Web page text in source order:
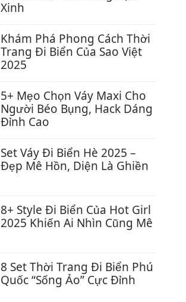
Đi
Đẹp
Chuẩn
Hot
ở
Gợi
Ý
Thời
Trang
Đi
Mùa
Hè
Chuẩn
Phái
Đẹp
Xinh
có
bình
luận
ở
7
Cách
Chọn
Đầm
Trễ
Vai
Tôn
Dáng
Cực
Khám Phá Phong Cách Thời
Trang Đi Biển Của Sao Việt
2025
có
bình
luận
ở
Khám
Phá
Phong
Trang
Đi
Sao
Việt
2025
5+ Mẹo Chọn Váy Maxi Cho
Người Béo Bụng, Hack Dáng
Đỉnh Cao
có
bình
luận
5+
Mẹo
Chọn
Cho
Người
Set Váy Đi Biển Hè 2025 –
Đẹp Mê Hồn, Diện Là Ghiền
bình
luận
ở
Váy
Đi
Biển
8+ Style Đi Biển Của Hot Girl
2025 Khiến Ai Nhìn Cũng Mê
bình
luận
ở
8 Set Thời Trang Đi Biển Phú
Quốc “Sống Ảo” Cực Đỉnh